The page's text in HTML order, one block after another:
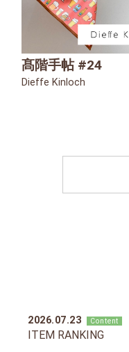
髙階手帖 #24
Dieffe Kinloch